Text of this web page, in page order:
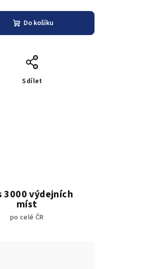
Do košíku
Sdílet
3000 výdejních
míst
po celé ČR